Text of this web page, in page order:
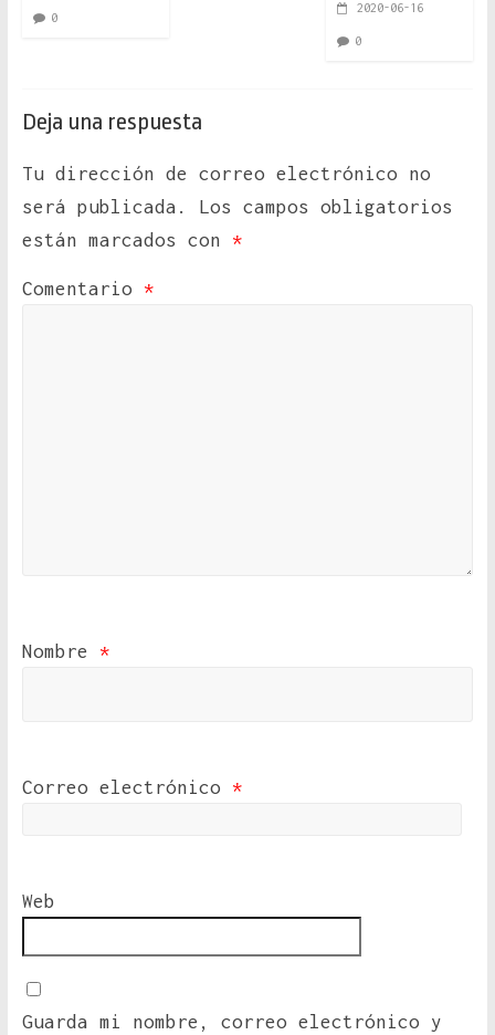
0
2020-06-16
0
Deja una respuesta
Tu dirección de correo electrónico no
será publicada.
Los campos obligatorios
están marcados con *
Comentario *
Nombre *
Correo electrónico *
Web
Guarda mi nombre, correo electrónico y